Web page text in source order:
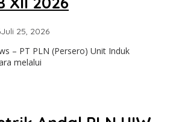
Juli 25, 2026oleh
– PT PLN (Persero) Unit Induk
melalui